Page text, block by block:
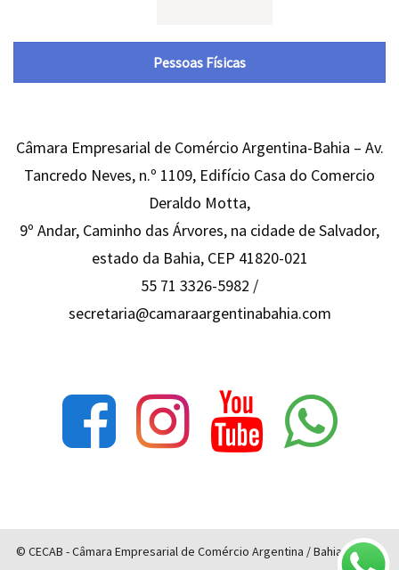
Pessoas Físicas
Câmara Empresarial de Comércio Argentina-Bahia – Av.
Tancredo Neves, n.º 1109, Edifício Casa do Comercio
Deraldo Motta,
9º Andar, Caminho das Árvores, na cidade de Salvador,
estado da Bahia, CEP 41820-021
55 71 3326-5982 /
secretaria@camaraargentinabahia.com
© CECAB - Câmara Empresarial de Comércio Argentina / Bahia - Todos